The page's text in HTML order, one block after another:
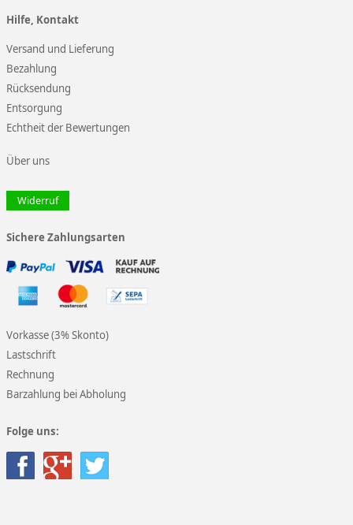
Hilfe, Kontakt
Versand und Lieferung
Bezahlung
Rücksendung
Entsorgung
Echtheit der Bewertungen
Über uns
Widerruf
Sichere Zahlungsarten
Vorkasse (3% Skonto)
Lastschrift
Rechnung
Barzahlung bei Abholung
Folge uns: